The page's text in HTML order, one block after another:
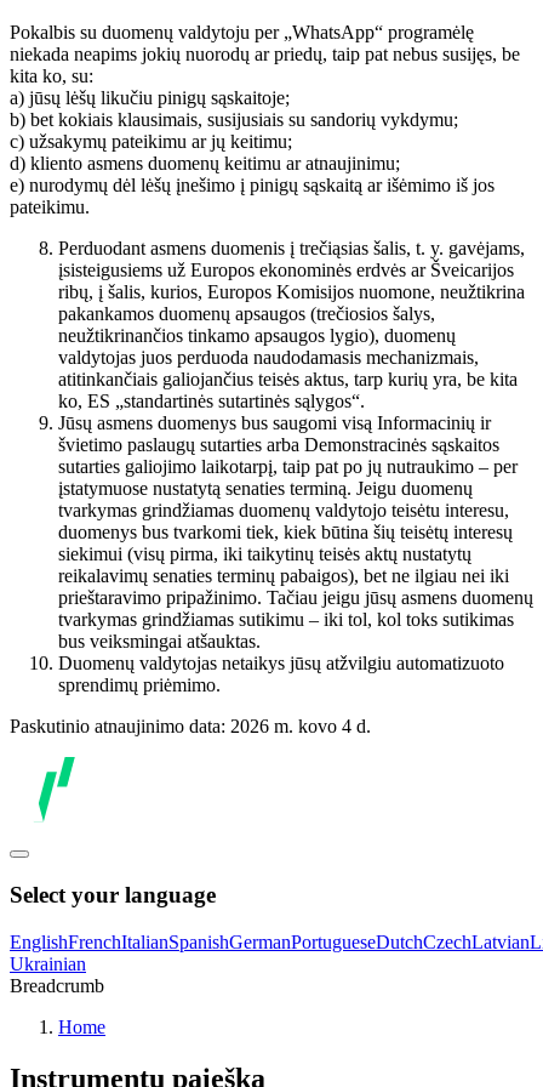
Pokalbis su duomenų valdytoju per „WhatsApp“ programėlę
niekada neapims jokių nuorodų ar priedų, taip pat nebus susijęs, be
kita ko, su:
a) jūsų lėšų likučiu pinigų sąskaitoje;
b) bet kokiais klausimais, susijusiais su sandorių vykdymu;
c) užsakymų pateikimu ar jų keitimu;
d) kliento asmens duomenų keitimu ar atnaujinimu;
e) nurodymų dėl lėšų įnešimo į pinigų sąskaitą ar išėmimo iš jos
pateikimu.
Perduodant asmens duomenis į trečiąsias šalis, t. y. gavėjams,
įsisteigusiems už Europos ekonominės erdvės ar Šveicarijos
ribų, į šalis, kurios, Europos Komisijos nuomone, neužtikrina
pakankamos duomenų apsaugos (trečiosios šalys,
neužtikrinančios tinkamo apsaugos lygio), duomenų
valdytojas juos perduoda naudodamasis mechanizmais,
atitinkančiais galiojančius teisės aktus, tarp kurių yra, be kita
ko, ES „standartinės sutartinės sąlygos“.
Jūsų asmens duomenys bus saugomi visą Informacinių ir
švietimo paslaugų sutarties arba Demonstracinės sąskaitos
sutarties galiojimo laikotarpį, taip pat po jų nutraukimo – per
įstatymuose nustatytą senaties terminą. Jeigu duomenų
tvarkymas grindžiamas duomenų valdytojo teisėtu interesu,
duomenys bus tvarkomi tiek, kiek būtina šių teisėtų interesų
siekimui (visų pirma, iki taikytinų teisės aktų nustatytų
reikalavimų senaties terminų pabaigos), bet ne ilgiau nei iki
prieštaravimo pripažinimo. Tačiau jeigu jūsų asmens duomenų
tvarkymas grindžiamas sutikimu – iki tol, kol toks sutikimas
bus veiksmingai atšauktas.
Duomenų valdytojas netaikys jūsų atžvilgiu automatizuoto
sprendimų priėmimo.
Paskutinio atnaujinimo data: 2026 m. kovo 4 d.
Select your language
EnglishFrenchItalianSpanishGermanPortugueseDutchCzechLatvian
Ukrainian
Breadcrumb
Home
Instrumentų paieška